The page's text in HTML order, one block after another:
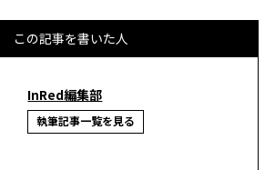
この記事を書いた人
InRed編集部
執筆記事一覧を見る